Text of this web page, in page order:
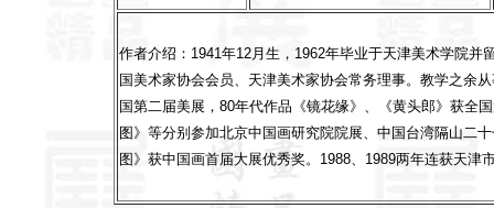
作者介绍：1941年12月生，1962年毕业于天津美术学院
国美术家协会会员、天津美术家协会常务理事。教学之余
国第二届美展，80年代作品《镜花缘》、《黄头郎》获全
图》等分别参加北京中国画研究院院展、中国台湾隔山二
图》获中国画首届大展优秀奖。1988、1989两年连获天津